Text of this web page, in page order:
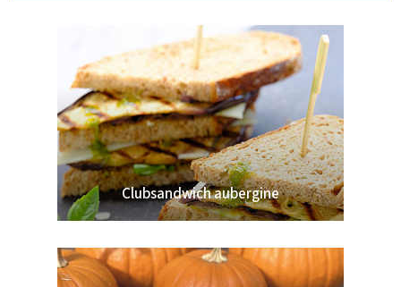
Clubsandwich aubergine